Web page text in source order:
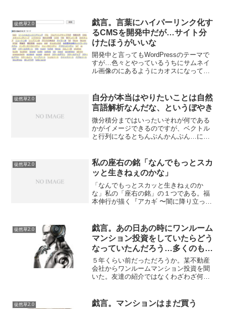
ーを借りてくるという意味では一緒で
す。しかし、私の個人の観点...
徒然草2.0
戯言。言葉にハイパーリンク化す
るCMSを開発中だが…サイト分
けたほうがいいな
開発中と言ってもWordPressのテーマで
すが…色々とやっているうちにサムネイ
ル画像のにあるようにカオスになってき
将）と出来事をまぜこぜにしたら意味不
明な感じになっ...
徒然草2.0
自分が本当はやりたいことは自然
言語解析なんだな、というぼやき
微分積分まではいったいそれが何である
かがイメージできるのですが、ベクトル
と行列になるとちんぷんかんぷん…にな
っていないので、そのへんを勉強しない
ことには機械学習・AI・...
徒然草2.0
私の座右の銘「なんでもっとスカ
ッと生きねぇのかな」
「なんでもっとスカッと生きねぇのか
な」私の「座右の銘」の１つである。福
本伸行が描く『アカギ 〜闇に降り立った
叩く。工場の先輩がたがつるんで弱者か
らむしろうとする行為を一...
徒然草2.0
戯言。あの日あの時にワンルーム
マンション投資をしていたらどう
なっていたんだろう…多くのもの
を失っていた。
５年くらい前だっただろうか。某不動産
会社からワンルームマンション投資を聞
いた。友達の紹介ではなくわざわざ何か
サに誘われたのか憶えていない（この手
徒然草2.0
戯言。マンションはまだ買う